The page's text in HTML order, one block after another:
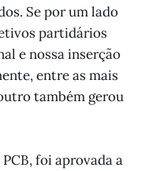
Se por um lado
partidários
e nossa inserção
entre as mais
também gerou
foi aprovada a